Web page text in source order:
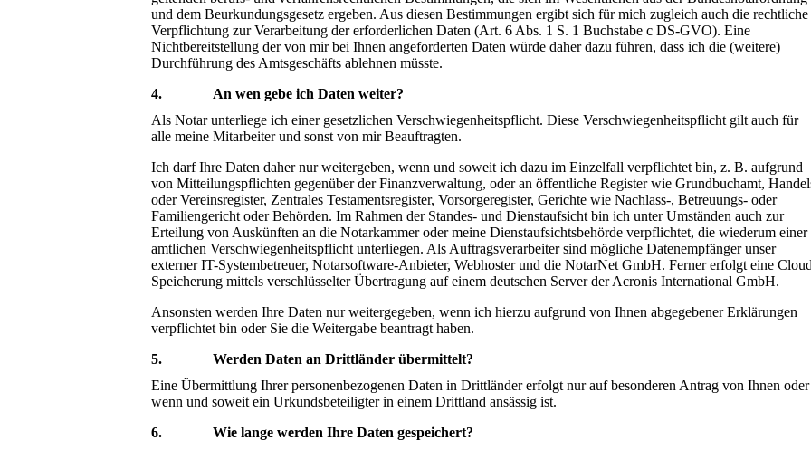
und dem Beurkundungsgesetz ergeben. Aus diesen Bestimmungen ergibt sich für mich zugleich auch die rechtliche
Verpflichtung zur Verarbeitung der erforderlichen Daten (Art. 6 Abs. 1 S. 1 Buchstabe c DS-GVO). Eine
Nichtbereitstellung der von mir bei Ihnen angeforderten Daten würde daher dazu führen, dass ich die (weitere)
Durchführung des Amtsgeschäfts ablehnen müsste.
4. An wen gebe ich Daten weiter?
Als Notar unterliege ich einer gesetzlichen Verschwiegenheitspflicht. Diese Verschwiegenheitspflicht gilt auch für
alle meine Mitarbeiter und sonst von mir Beauftragten.
Ich darf Ihre Daten daher nur weitergeben, wenn und soweit ich dazu im Einzelfall verpflichtet bin, z. B. aufgrund
von Mitteilungspflichten gegenüber der Finanzverwaltung, oder an öffentliche Register wie Grundbuchamt,
oder Vereinsregister, Zentrales Testamentsregister, Vorsorgeregister, Gerichte wie Nachlass-, Betreuungs- oder
Familiengericht oder Behörden. Im Rahmen der Standes- und Dienstaufsicht bin ich unter Umständen auch zur
Erteilung von Auskünften an die Notarkammer oder meine Dienstaufsichtsbehörde verpflichtet, die wiederum einer
amtlichen Verschwiegenheitspflicht unterliegen. Als Auftragsverarbeiter sind mögliche Datenempfänger unser
externer IT-Systembetreuer, Notarsoftware-Anbieter, Webhoster und die NotarNet GmbH. Ferner erfolgt eine
Speicherung mittels verschlüsselter Übertragung auf einem deutschen Server der Acronis International GmbH.
Ansonsten werden Ihre Daten nur weitergegeben, wenn ich hierzu aufgrund von Ihnen abgegebener Erklärungen
verpflichtet bin oder Sie die Weitergabe beantragt haben.
5. Werden Daten an Drittländer übermittelt?
Eine Übermittlung Ihrer personenbezogenen Daten in Drittländer erfolgt nur auf besonderen Antrag von Ihnen oder
wenn und soweit ein Urkundsbeteiligter in einem Drittland ansässig ist.
6. Wie lange werden Ihre Daten gespeichert?